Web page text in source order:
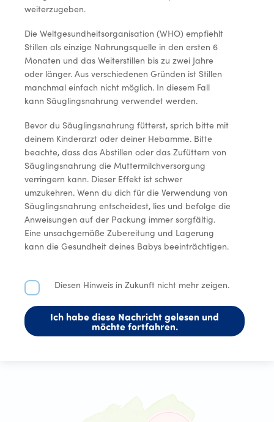
weiterzugeben.
Die Weltgesundheitsorganisation (WHO) empfiehlt
Stillen als einzige Nahrungsquelle in den ersten 6
Monaten und das Weiterstillen bis zu zwei Jahre
oder länger. Aus verschiedenen Gründen ist Stillen
manchmal einfach nicht möglich. In diesem Fall
kann Säuglingsnahrung verwendet werden.
Bevor du Säuglingsnahrung fütterst, sprich bitte mit
deinem Kinderarzt oder deiner Hebamme. Bitte
beachte, dass das Abstillen oder das Zufüttern von
Säuglingsnahrung die Muttermilchversorgung
verringern kann. Dieser Effekt ist schwer
umzukehren. Wenn du dich für die Verwendung von
Säuglingsnahrung entscheidest, lies und befolge die
Anweisungen auf der Packung immer sorgfältig.
Eine unsachgemäße Zubereitung und Lagerung
kann die Gesundheit deines Babys beeinträchtigen.
Diesen Hinweis in Zukunft nicht mehr zeigen.
Ich habe diese Nachricht gelesen und
möchte fortfahren.